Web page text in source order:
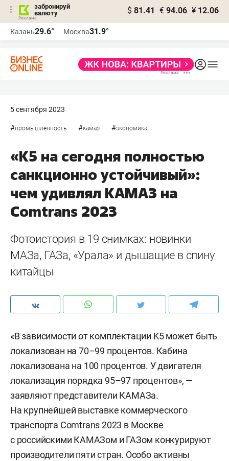
забронируй
валюту
$ 81.41 € 94.06 ¥ 12.06
Казань29.6° Москва31.9°
5 сентября 2023
#промышленность #камаз #экономика
«К5 на сегодня полностью
санкционно устойчивый»:
чем удивлял КАМАЗ на
Comtrans 2023
Фотоистория в 19 снимках: новинки
МАЗа, ГАЗа, «Урала» и дышащие в спину
китайцы
«В зависимости от комплектации K5 может быть
локализован на 70–99 процентов. Кабина
локализована на 100 процентов. У двигателя
локализация порядка 95–97 процентов», —
заявляют представители КАМАЗа.
На крупнейшей выставке коммерческого
транспорта Comtrans 2023 в Москве
с российскими КАМАЗом и ГАЗом конкурируют
производители пяти стран. Особо активны